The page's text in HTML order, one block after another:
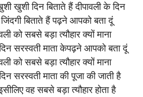
खुशी दिन बिताते हैं दीपावली के दिन
बिताते हैं पढ़ने आपको बता दूं
को सबसे बड़ा त्यौहार क्यों माना
सरस्वती माता केपढ़ने आपको बता दूं
को सबसे बड़ा त्यौहार क्यों माना
सरस्वती माता की पूजा की जाती है
वह सबसे बड़ा त्यौहार होता है